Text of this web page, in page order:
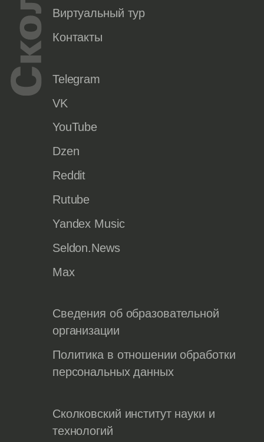
Виртуальный тур
Контакты
Telegram
VK
YouTube
Dzen
Reddit
Rutube
Yandex Music
Seldon.News
Max
Сведения об образовательной
организации
Политика в отношении обработки
персональных данных
Сколковский институт науки и
технологий